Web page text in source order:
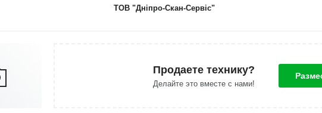
ТОВ "Дніпро-Скан-Сервіс"
Продаете технику?
Делайте это вместе с нами!